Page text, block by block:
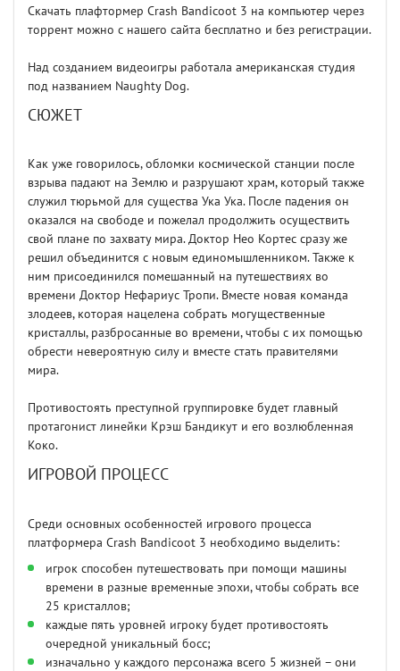
Скачать плафтормер Crash Bandicoot 3 на компьютер через
торрент можно с нашего сайта бесплатно и без регистрации.
Над созданием видеоигры работала американская студия
под названием Naughty Dog.
СЮЖЕТ
Как уже говорилось, обломки космической станции после
взрыва падают на Землю и разрушают храм, который также
служил тюрьмой для существа Ука Ука. После падения он
оказался на свободе и пожелал продолжить осуществить
свой плане по захвату мира. Доктор Нео Кортес сразу же
решил объединится с новым единомышленником. Также к
ним присоединился помешанный на путешествиях во
времени Доктор Нефариус Тропи. Вместе новая команда
злодеев, которая нацелена собрать могущественные
кристаллы, разбросанные во времени, чтобы с их помощью
обрести невероятную силу и вместе стать правителями
мира.
Противостоять преступной группировке будет главный
протагонист линейки Крэш Бандикут и его возлюбленная
Коко.
ИГРОВОЙ ПРОЦЕСС
Среди основных особенностей игрового процесса
платформера Crash Bandicoot 3 необходимо выделить:
игрок способен путешествовать при помощи машины
времени в разные временные эпохи, чтобы собрать все
25 кристаллов;
каждые пять уровней игроку будет противостоять
очередной уникальный босс;
изначально у каждого персонажа всего 5 жизней – они